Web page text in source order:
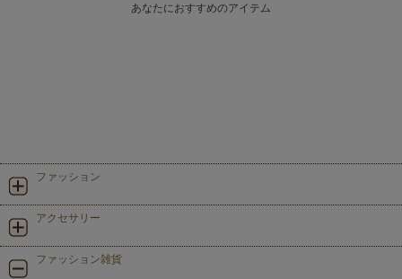
あなたにおすすめのアイテム
ファッション
アクセサリー
ファッション雑貨